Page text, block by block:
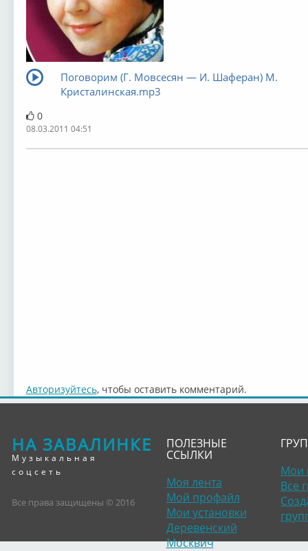
Поговорим (Г. Мовсесян — И. Шаферан) М.
Кристалинская.mp3
0
08.03.2011 04:51
Авторизуйтесь, чтобы оставить комментарий.
НА ЗАВАЛИНКЕ
Музыкальная
соцсеть
Все права защищены © 2016
ПОЛЕЗНЫЕ
ССЫЛКИ
Моя лента
Мой профайл
Мои установки
Деревенский
Москвич
Мои
Все